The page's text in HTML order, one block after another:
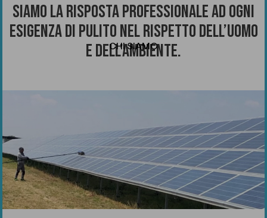
CHI SIAMO
Siamo la risposta professionale ad ogni
esigenza di pulito nel rispetto dell’uomo
e dell’ambiente.